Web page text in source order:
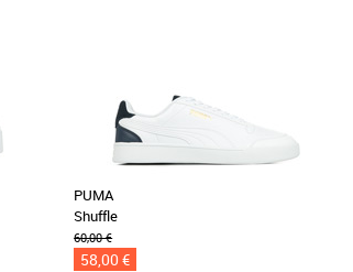
PUMA
Shuffle
60,00 €
58,00 €